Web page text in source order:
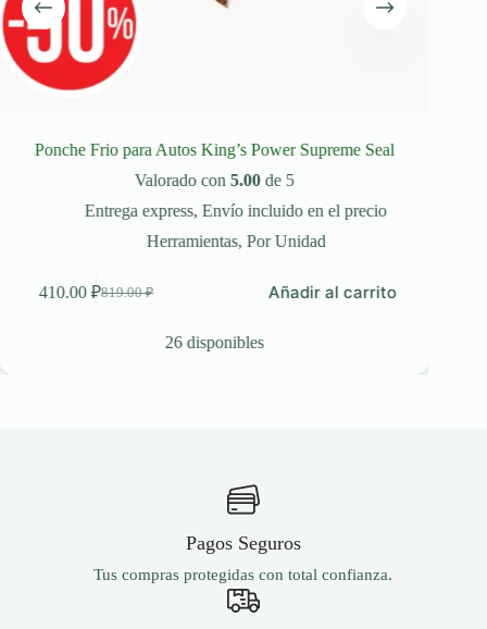
Ponche Frio para Autos King’s Power Supreme Seal
Valorado con 5.00de 5
Entrega express,Envío incluido en el precio
Herramientas, Por Unidad
819.00₽
El
410.00₽El
Añadir al carrito
26 disponibles
Pagos Seguros
Tus compras protegidas con total confianza.